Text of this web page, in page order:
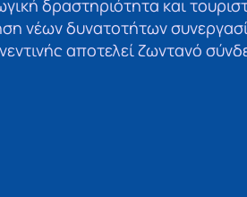
δραστηριότητα και
νέων δυνατοτήτων
αποτελεί ζωντανό